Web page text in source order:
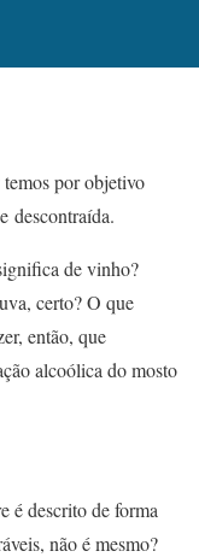
por objetivo
descontraída.
de vinho?
certo? O que
então, que
alcoólica do mosto
é descrito de forma
não é mesmo?